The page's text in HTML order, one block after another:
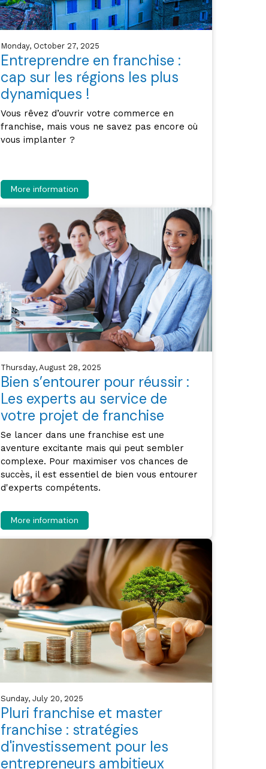
Monday, October 27, 2025
Entreprendre en franchise :
cap sur les régions les plus
dynamiques !
Vous rêvez d’ouvrir votre commerce en
franchise, mais vous ne savez pas encore où
vous implanter ?
More information
Thursday, August 28, 2025
Bien s’entourer pour réussir :
Les experts au service de
votre projet de franchise
Se lancer dans une franchise est une
aventure excitante mais qui peut sembler
complexe. Pour maximiser vos chances de
succès, il est essentiel de bien vous entourer
d'experts compétents.
More information
Sunday, July 20, 2025
Pluri franchise et master
franchise : stratégies
d'investissement pour les
entrepreneurs ambitieux